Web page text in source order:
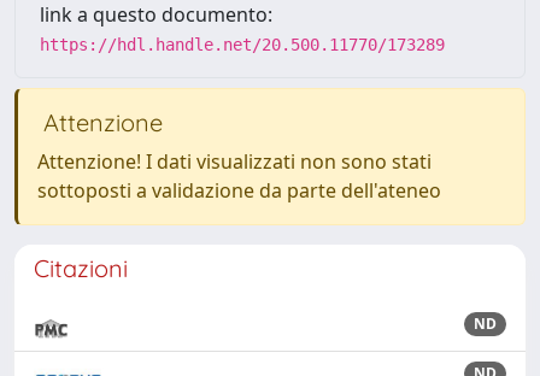
link a questo documento:
https://hdl.handle.net/20.500.11770/173289
Attenzione
Attenzione! I dati visualizzati non sono stati
sottoposti a validazione da parte dell'ateneo
Citazioni
ND